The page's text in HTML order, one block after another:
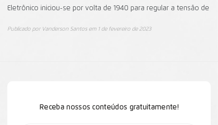
Eletrônico iniciou-se por volta de 1940 para regular a tensão de
Publicado por Vanderson Santosem 1 de fevereiro de 2023
Receba nossos conteúdos gratuitamente!